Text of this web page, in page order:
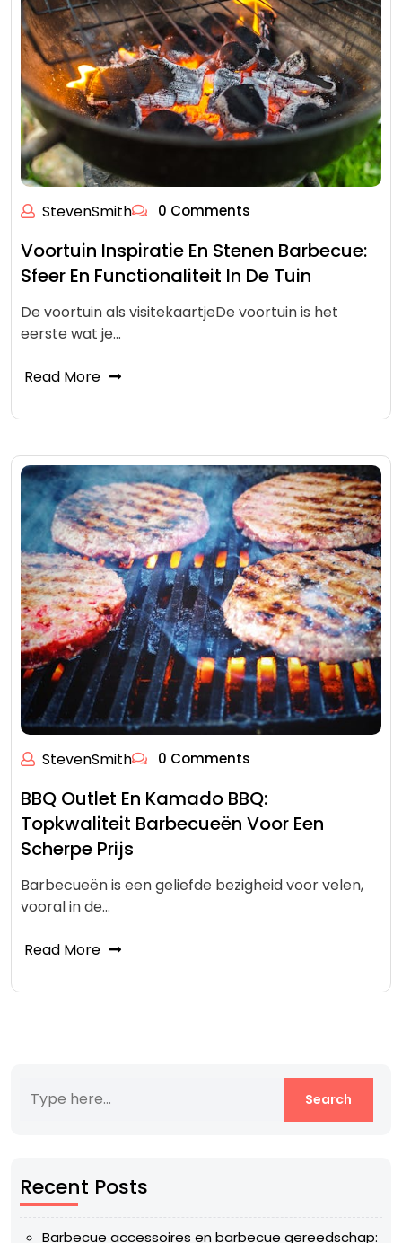
StevenSmith 0 Comments
Voortuin Inspiratie En Stenen Barbecue:
Sfeer En Functionaliteit In De Tuin
De voortuin als visitekaartjeDe voortuin is het
eerste wat je…
Read More
StevenSmith 0 Comments
BBQ Outlet En Kamado BBQ:
Topkwaliteit Barbecueën Voor Een
Scherpe Prijs
Barbecueën is een geliefde bezigheid voor velen,
vooral in de…
Read More
Recent Posts
Barbecue accessoires en barbecue gereedschap: